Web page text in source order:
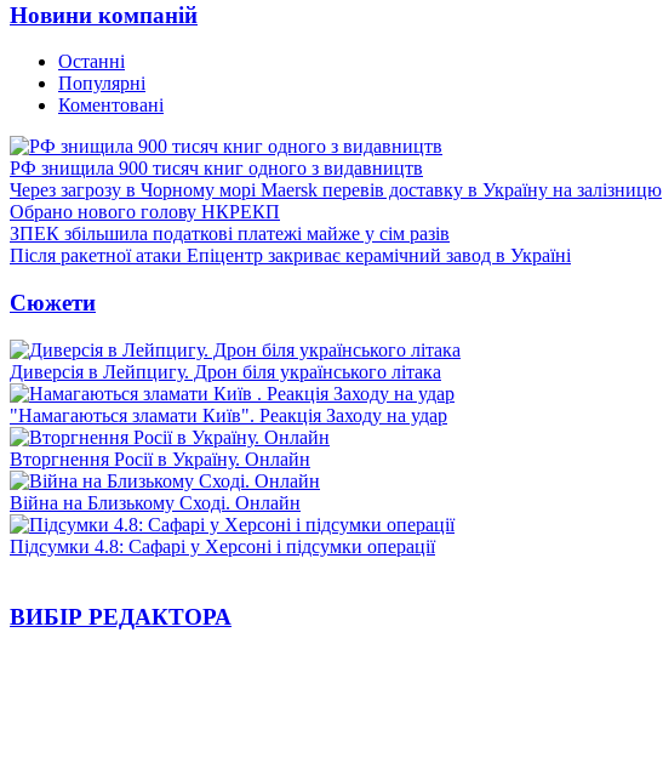
Новини компаній
Останні
Популярні
Коментовані
РФ знищила 900 тисяч книг одного з видавництв
Через загрозу в Чорному морі Maersk перевів доставку в Україну на залізницю
Обрано нового голову НКРЕКП
ЗПЕК збільшила податкові платежі майже у сім разів
Після ракетної атаки Епіцентр закриває керамічний завод в Україні
Сюжети
Диверсія в Лейпцигу. Дрон біля українського літака
"Намагаються зламати Київ". Реакція Заходу на удар
Вторгнення Росії в Україну. Онлайн
Війна на Близькому Сході. Онлайн
Підсумки 4.8: Сафарі у Херсоні і підсумки операції
ВИБІР РЕДАКТОРА